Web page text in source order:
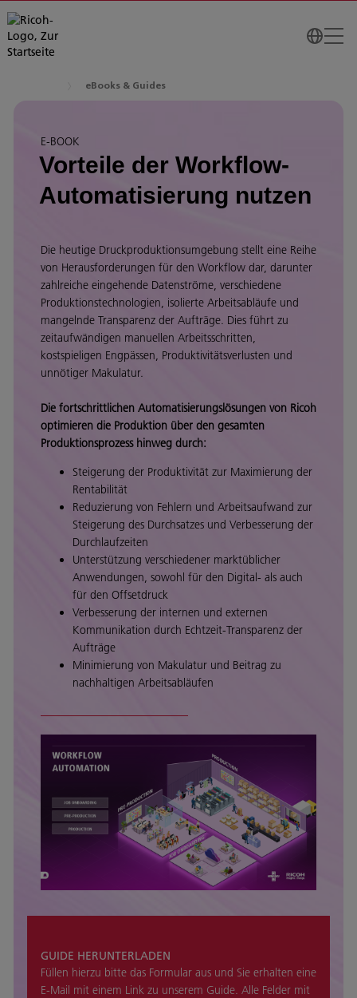
eBooks & Guides
E-BOOK
Vorteile der Workflow-
Automatisierung nutzen
Die heutige Druckproduktionsumgebung stellt eine Reihe
von Herausforderungen für den Workflow dar, darunter
zahlreiche eingehende Datenströme, verschiedene
Produktionstechnologien, isolierte Arbeitsabläufe und
mangelnde Transparenz der Aufträge. Dies führt zu
zeitaufwändigen manuellen Arbeitsschritten,
kostspieligen Engpässen, Produktivitätsverlusten und
unnötiger Makulatur.
Die fortschrittlichen Automatisierungslösungen von Ricoh
optimieren die Produktion über den gesamten
Produktionsprozess hinweg durch:
Steigerung der Produktivität zur Maximierung der
Rentabilität
Reduzierung von Fehlern und Arbeitsaufwand zur
Steigerung des Durchsatzes und Verbesserung der
Durchlaufzeiten
Unterstützung verschiedener marktüblicher
Anwendungen, sowohl für den Digital- als auch
für den Offsetdruck
Verbesserung der internen und externen
Kommunikation durch Echtzeit-Transparenz der
Aufträge
Minimierung von Makulatur und Beitrag zu
nachhaltigen Arbeitsabläufen
GUIDE HERUNTERLADEN
Füllen hierzu bitte das Formular aus und Sie erhalten eine
E-Mail mit einem Link zu unserem Guide. Alle Felder mit